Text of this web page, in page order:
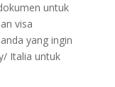
untuk
visa
yang ingin
Italia untuk